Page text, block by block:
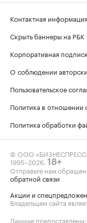
Контактная информация
Скрыть баннеры на РБК
Корпоративная
О соблюдении
Пользовательское
Политика в отношении
Политика обработки
© ООО
1995–2026 18+
Отправьте нам
обратной связи
Акции и
Владельцем сайта
Данные предоставлены: